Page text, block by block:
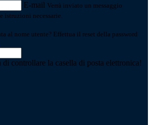
E-mail Verrà inviato un messaggio
necessarie.
al nome utente? Effettua il reset della password
controllare la casella di posta elettronica!